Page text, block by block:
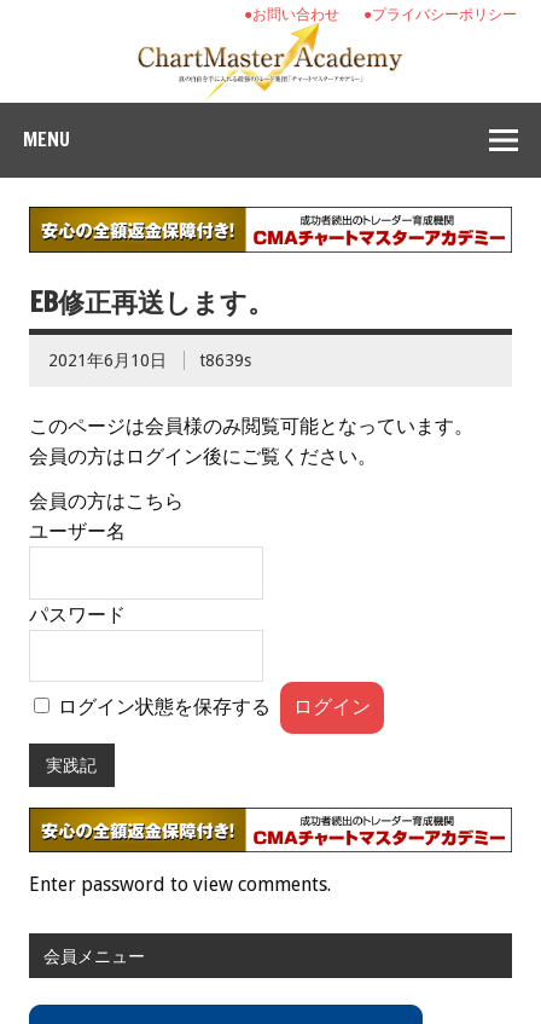
●プライバシーポリシー
●お問い合わせ
MENU
EB修正再送します。
2021年6月10日 t8639s
このページは会員様のみ閲覧可能となっています。
会員の方はログイン後にご覧ください。
会員の方はこちら
ユーザー名
パスワード
ログイン状態を保存する
実践記
Enter password to view comments.
会員メニュー